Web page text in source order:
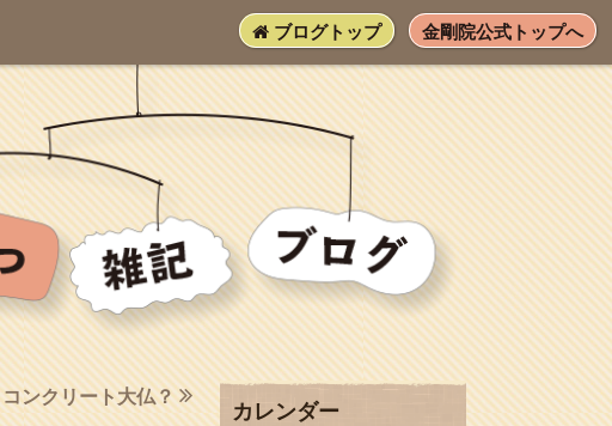
ブログトップ 金剛院公式トップへ
コンクリート大仏？
カレンダー